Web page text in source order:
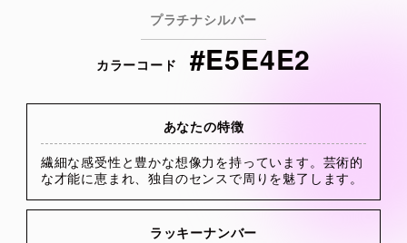
プラチナシルバー
カラーコード #E5E4E2
あなたの特徴
繊細な感受性と豊かな想像力を持っています。芸術的
な才能に恵まれ、独自のセンスで周りを魅了します。
ラッキーナンバー